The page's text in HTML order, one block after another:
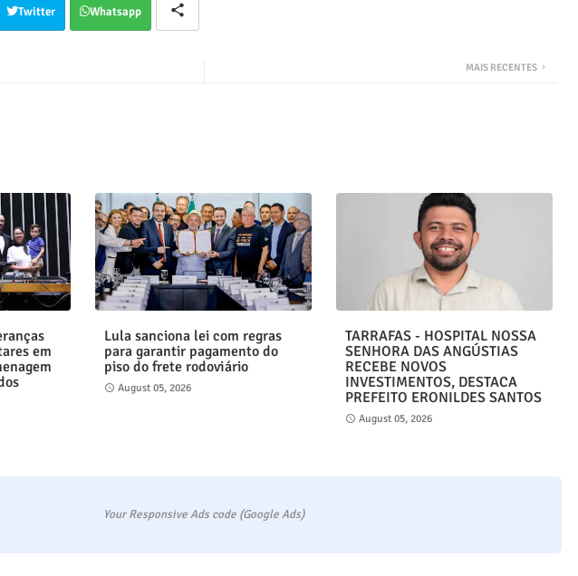
Twitter Whatsapp
MAIS RECENTES
em
Lula sanciona lei com regras
para garantir pagamento do
piso do frete rodoviário
August 05, 2026
TARRAFAS - HOSPITAL NOSSA
SENHORA DAS ANGÚSTIAS
RECEBE NOVOS
INVESTIMENTOS, DESTACA
PREFEITO ERONILDES SANTOS
August 05, 2026
Your Responsive Ads code (Google Ads)